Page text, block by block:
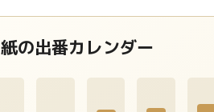
の出番カレンダー